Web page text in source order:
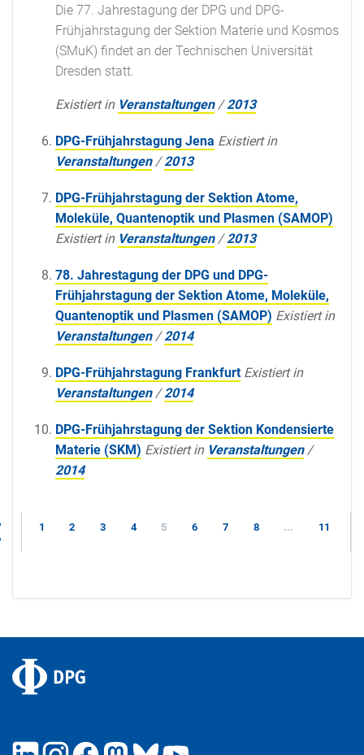
Die 77. Jahrestagung der DPG und DPG-
Frühjahrstagung der Sektion Materie und Kosmos
(SMuK) findet an der Technischen Universität
Dresden statt.
Existiert in Veranstaltungen /2013
DPG-Frühjahrstagung Jena Existiert in
Veranstaltungen /2013
DPG-Frühjahrstagung der Sektion Atome,
Moleküle, Quantenoptik und Plasmen (SAMOP)
Existiert in Veranstaltungen /2013
78. Jahrestagung der DPG und DPG-
Frühjahrstagung der Sektion Atome, Moleküle,
Quantenoptik und Plasmen (SAMOP) Existiert in
Veranstaltungen /2014
DPG-Frühjahrstagung Frankfurt Existiert in
Veranstaltungen /2014
DPG-Frühjahrstagung der Sektion Kondensierte
Materie (SKM) Existiert in Veranstaltungen /
2014
1 2 3 4 5 6 7 8 ... 11